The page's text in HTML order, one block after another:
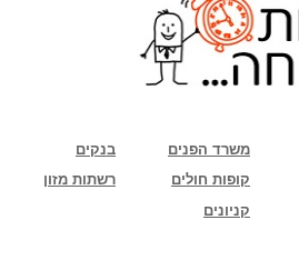
בנקים משרד הפנים
רשתות מזון
קופות חולים
קניונים